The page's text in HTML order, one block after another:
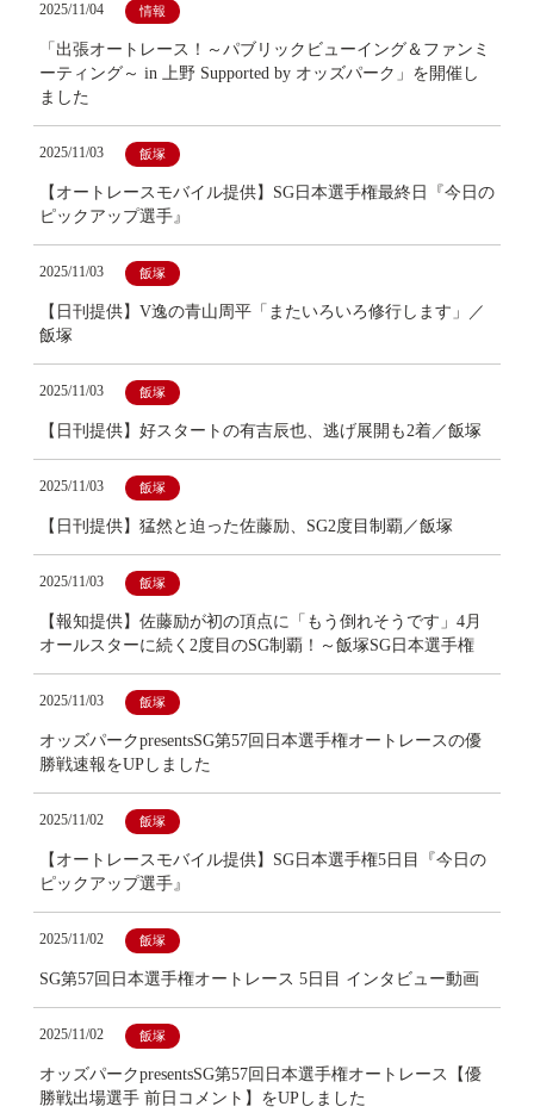
2025/11/04 情報
「出張オートレース！～パブリックビューイング＆ファンミ
ーティング～ in 上野 Supported by オッズパーク」を開催し
ました
2025/11/03 飯塚
【オートレースモバイル提供】SG日本選手権最終日『今日の
ピックアップ選手』
2025/11/03 飯塚
【日刊提供】V逸の青山周平「またいろいろ修行します」／
飯塚
2025/11/03 飯塚
【日刊提供】好スタートの有吉辰也、逃げ展開も2着／飯塚
2025/11/03 飯塚
【日刊提供】猛然と迫った佐藤励、SG2度目制覇／飯塚
2025/11/03 飯塚
【報知提供】佐藤励が初の頂点に「もう倒れそうです」4月
オールスターに続く2度目のSG制覇！～飯塚SG日本選手権
2025/11/03 飯塚
オッズパークpresentsSG第57回日本選手権オートレースの優
勝戦速報をUPしました
2025/11/02 飯塚
【オートレースモバイル提供】SG日本選手権5日目『今日の
ピックアップ選手』
2025/11/02 飯塚
SG第57回日本選手権オートレース 5日目 インタビュー動画
2025/11/02 飯塚
オッズパークpresentsSG第57回日本選手権オートレース【優
勝戦出場選手 前日コメント】をUPしました